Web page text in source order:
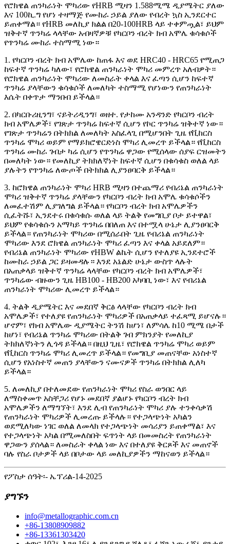
የሮክዌል ጠንካራነት ሞካሪው የHRB ሚዛን 1.588ሚሜ ዲያሜትር ያለው
እና 100ኪ.ግ የሆነ ተዛማጅ የሙከራ ኃይል ያለው የብረት ኳስ ኢንደርተር
ይጠቀማል። የHRB መለኪያ ክልል በ20-100HRB ላይ ተቀምጧል፣ ይህም
ዝቅተኛ ጥንካሬ ላላቸው አብዛኛዎቹ የካርቦን ብረት ክብ አሞሌ ቁሳቁሶች
የጥንካሬ ሙከራ ተስማሚ ነው።
1. የካርቦን ብረት ክብ አሞሌው ከጠፋ እና ወደ HRC40 - HRC65 የሚጠጋ
ከፍተኛ ጥንካሬ ካለው፣ የሮክዌል ጠንካራነት ሞካሪ መምረጥ አለብዎት።
የሮክዌል ጠንካራነት ሞካሪው ለመስራት ቀላል እና ፈጣን ሲሆን ከፍተኛ
ጥንካሬ ያላቸውን ቁሳቁሶች ለመለካት ተስማሚ የሆነውን የጠንካራነት
እሴት በቀጥታ ማንበብ ይችላል።
2. በካርቡሪዚንግ፣ ናይትሪዲንግ፣ ወዘተ. የታከሙ አንዳንድ የካርቦን ብረት
ክብ አሞሌዎች፣ የገጽታ ጥንካሬ ከፍተኛ ሲሆን የኮር ጥንካሬ ዝቅተኛ ነው።
የገጽታ ጥንካሬን በትክክል ለመለካት አስፈላጊ በሚሆንበት ጊዜ የቪከርስ
ጥንካሬ ሞካሪ ወይም የማይክሮዌርድነስ ሞካሪ ሊመረጥ ይችላል። የቪከርስ
ጥንካሬ ሙከራ ገብታ ካሬ ሲሆን የጥንካሬ ዋጋው የሚሰላው ሰያፍ ርዝመትን
በመለካት ነው። የመለኪያ ትክክለኛነት ከፍተኛ ሲሆን በቁሳቁስ ወለል ላይ
ያሉትን የጥንካሬ ለውጦች በትክክል ሊያንፀባርቅ ይችላል።
3. ከሮክዌል ጠንካራነት ሞካሪ HRB ሚዛን በተጨማሪ የብሪኔል ጠንካራነት
ሞካሪ ዝቅተኛ ጥንካሬ ያላቸውን የካርቦን ብረት ክብ አሞሌ ቁሳቁሶችን
ለመፈተሽም ሊያገለግል ይችላል። የካርቦን ብረት ክብ አሞሌዎችን
ሲፈትሹ፣ ኢንደተሩ በቁሳቁሱ ወለል ላይ ትልቅ የመግቢያ ቦታ ይተዋል፣
ይህም የቁሳቁሱን አማካይ ጥንካሬ በበለጠ እና በተሟላ ሁኔታ ሊያንፀባርቅ
ይችላል። የጠንካራነት ሞካሪው በሚሰራበት ጊዜ የብሪኔል ጠንካራነት
ሞካሪው እንደ ሮክዌል ጠንካራነት ሞካሪ ፈጣን እና ቀላል አይደለም።
የብሪኔል ጠንካራነት ሞካሪው የHBW ልኬት ሲሆን የተለያዩ ኢንደተሮች
ከሙከራ ኃይል ጋር ይዛመዳሉ። እንደ አኔልድ ሁኔታ ውስጥ ላሉት
በአጠቃላይ ዝቅተኛ ጥንካሬ ላላቸው የካርቦን ብረት ክብ አሞሌዎች፣
ጥንካሬው ብዙውን ጊዜ HB100 - HB200 አካባቢ ነው፣ እና የብሪኔል
ጠንካራነት ሞካሪው ሊመረጥ ይችላል።
4. ትልቅ ዲያሜትር እና መደበኛ ቅርፅ ላላቸው የካርቦን ብረት ክብ
አሞሌዎች፣ የተለያዩ የጠንካራነት ሞካሪዎች በአጠቃላይ ተፈጻሚ ይሆናሉ።
ሆኖም፣ የክብ አሞሌው ዲያሜትር ትንሽ ከሆነ፣ ለምሳሌ ከ10 ሚሜ በታች
ከሆነ፣ የብሪኔል ጥንካሬ ሞካሪው በትልቅ ገብ ምክንያት የመለኪያ
ትክክለኛነትን ሊጎዳ ይችላል። በዚህ ጊዜ፣ የሮክዌል ጥንካሬ ሞካሪ ወይም
የቪከርስ ጥንካሬ ሞካሪ ሊመረጥ ይችላል። የመግቢያ መጠናቸው አነስተኛ
ሲሆን የአነስተኛ መጠን ያላቸውን ናሙናዎች ጥንካሬ በትክክል ሊለካ
ይችላል።
5. ለመለኪያ በተለመደው የጠንካራነት ሞካሪ የስራ ወንበር ላይ
ለማስቀመጥ አስቸጋሪ የሆኑ መደበኛ ያልሆኑ የካርቦን ብረት ክብ
አሞሌዎችን ለማግኘት፣ እንደ ሊብ የጠንካራነት ሞካሪ ያሉ ተንቀሳቃሽ
የጠንካራነት ሞካሪዎች ሊመረጡ ይችላሉ። የተጋላጭነት አካልን
ወደሚለካው ነገር ወለል ለመላክ የተጋላጭነት መሳሪያን ይጠቀማል፣ እና
የተጋላጭነት አካል በሚመለስበት ፍጥነት ላይ በመመስረት የጠንካራነት
ዋጋውን ያሰላል። ለመስራት ቀላል ነው እና በተለያዩ ቅርጾች እና መጠኖች
ባሉ የስራ ቦታዎች ላይ በቦታው ላይ መለኪያዎችን ማከናወን ይችላል።
የፖስታ ሰዓት፡- ኤፕሪል-14-2025
ያግኙን
info@metallographic.com.cn
+86-13808909882
+86-13361303420